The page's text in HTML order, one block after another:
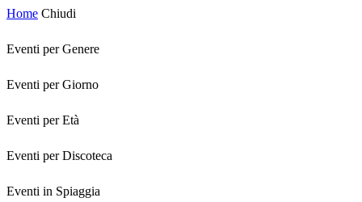
Home Chiudi
Eventi per Genere
Eventi per Giorno
Eventi per Età
Eventi per Discoteca
Eventi in Spiaggia